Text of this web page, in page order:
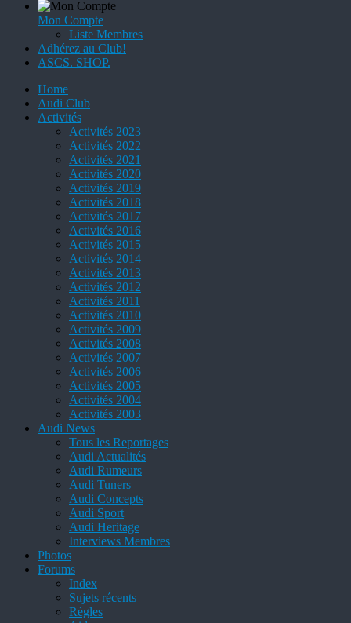
Mon Compte
Liste Membres
Adhérez au Club!
ASCS. SHOP.
Home
Audi Club
Activités
Activités 2023
Activités 2022
Activités 2021
Activités 2020
Activités 2019
Activités 2018
Activités 2017
Activités 2016
Activités 2015
Activités 2014
Activités 2013
Activités 2012
Activités 2011
Activités 2010
Activités 2009
Activités 2008
Activités 2007
Activités 2006
Activités 2005
Activités 2004
Activités 2003
Audi News
Tous les Reportages
Audi Actualités
Audi Rumeurs
Audi Tuners
Audi Concepts
Audi Sport
Audi Heritage
Interviews Membres
Photos
Forums
Index
Sujets récents
Règles